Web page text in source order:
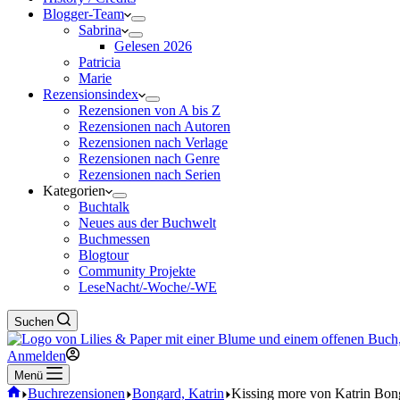
Blogger-Team
Sabrina
Gelesen 2026
Patricia
Marie
Rezensionsindex
Rezensionen von A bis Z
Rezensionen nach Autoren
Rezensionen nach Verlage
Rezensionen nach Genre
Rezensionen nach Serien
Kategorien
Buchtalk
Neues aus der Buchwelt
Buchmessen
Blogtour
Community Projekte
LeseNacht/-Woche/-WE
Suchen
Anmelden
Menü
Start
Buchrezensionen Bongard, Katrin Kissing more von Katrin